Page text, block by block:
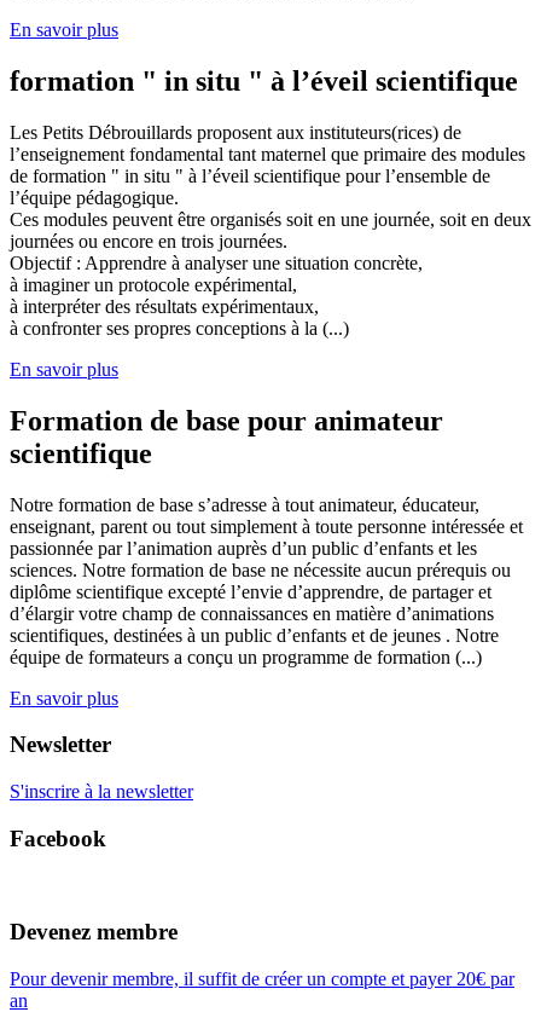
En savoir plus
formation " in situ " à l’éveil scientifique
Les Petits Débrouillards proposent aux instituteurs(rices) de
l’enseignement fondamental tant maternel que primaire des modules
de formation " in situ " à l’éveil scientifique pour l’ensemble de
l’équipe pédagogique.
Ces modules peuvent être organisés soit en une journée, soit en deux
journées ou encore en trois journées.
Objectif : Apprendre à analyser une situation concrète,
à imaginer un protocole expérimental,
à interpréter des résultats expérimentaux,
à confronter ses propres conceptions à la (...)
En savoir plus
Formation de base pour animateur
scientifique
Notre formation de base s’adresse à tout animateur, éducateur,
enseignant, parent ou tout simplement à toute personne intéressée et
passionnée par l’animation auprès d’un public d’enfants et les
sciences. Notre formation de base ne nécessite aucun prérequis ou
diplôme scientifique excepté l’envie d’apprendre, de partager et
d’élargir votre champ de connaissances en matière d’animations
scientifiques, destinées à un public d’enfants et de jeunes . Notre
équipe de formateurs a conçu un programme de formation (...)
En savoir plus
Newsletter
S'inscrire à la newsletter
Facebook
Devenez membre
Pour devenir membre, il suffit de créer un compte et payer 20€ par
an